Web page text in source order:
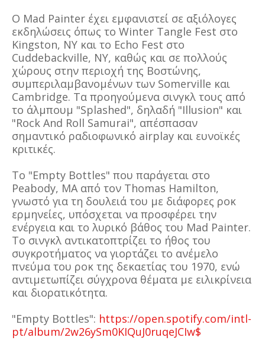
Ο Mad Painter έχει εμφανιστεί σε αξιόλογες
εκδηλώσεις όπως το Winter Tangle Fest στο
Kingston, NY και το Echo Fest στο
Cuddebackville, NY, καθώς και σε πολλούς
χώρους στην περιοχή της Βοστώνης,
συμπεριλαμβανομένων των Somerville και
Cambridge. Τα προηγούμενα σινγκλ τους από
το άλμπουμ "Splashed", δηλαδή "Illusion" και
"Rock And Roll Samurai", απέσπασαν
σημαντικό ραδιοφωνικό airplay και ευνοϊκές
κριτικές.
Το "Empty Bottles" που παράγεται στο
Peabody, MA από τον Thomas Hamilton,
γνωστό για τη δουλειά του με διάφορες ροκ
ερμηνείες, υπόσχεται να προσφέρει την
ενέργεια και το λυρικό βάθος του Mad Painter.
Το σινγκλ αντικατοπτρίζει το ήθος του
συγκροτήματος να γιορτάζει το ανέμελο
πνεύμα του ροκ της δεκαετίας του 1970, ενώ
αντιμετωπίζει σύγχρονα θέματα με ειλικρίνεια
και διορατικότητα.
"Empty Bottles": https://open.spotify.com/intl-
pt/album/2w26ySm0KIQuJ0ruqeJCIw$